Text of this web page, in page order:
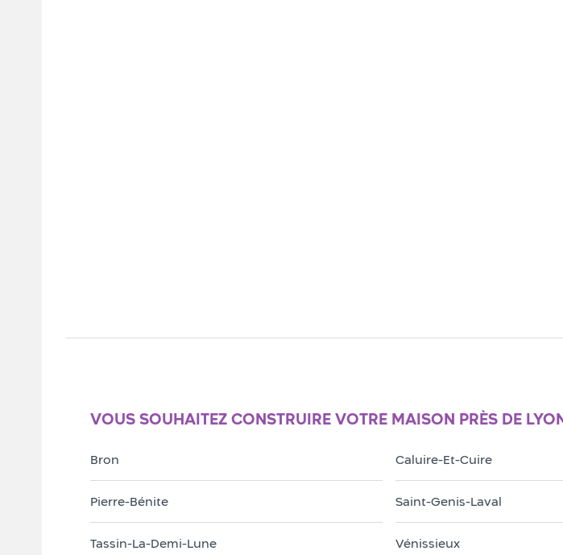
VOUS SOUHAITEZ CONSTRUIRE VOTRE MAISON PRÈS DE
Bron Caluire-Et-Cuire
Pierre-Bénite Saint-Genis-Laval
Tassin-La-Demi-Lune Vénissieux